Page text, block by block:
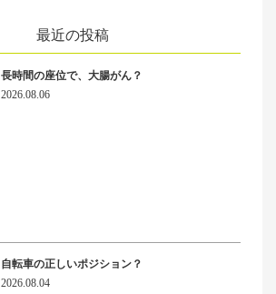
最近の投稿
長時間の座位で、大腸がん？
2026.08.06
自転車の正しいポジション？
2026.08.04